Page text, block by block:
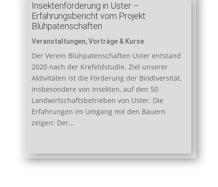
Insektenförderung in Uster –
Erfahrungsbericht vom Projekt
Blühpatenschaften
Veranstaltungen,Vorträge & Kurse
Der Verein Blühpatenschaften Uster entstand
2020 nach der Krefeldstudie. Ziel unserer
Aktivitäten ist die Förderung der Biodiversität,
insbesondere von Insekten, auf den 50
Landwirtschaftsbetrieben von Uster. Die
Erfahrungen im Umgang mit den Bauern
zeigen: Der...